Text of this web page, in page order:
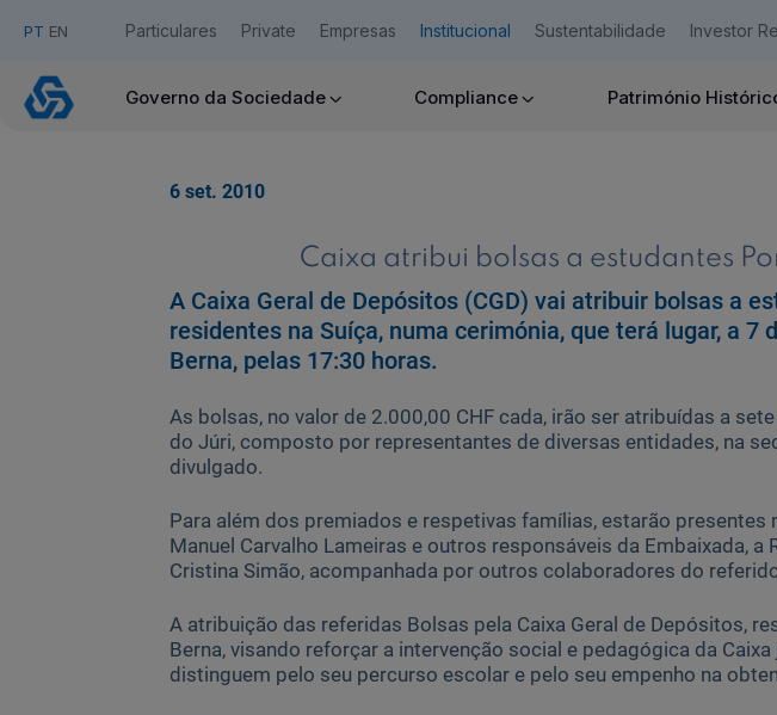
PT EN Particulares Private Empresas Institucional Sustentabilidade Investor
Ajuda Empresas
Aderir ao Caixadirecta Empresas
Faça download da App Caixadirecta
Recomendações de Segurança
Registo fornecedor confirming
Caixa
atribui
Governo da Sociedade Compliance Património
6 set. 2010
Caixa atribui bolsas a estudantes
A Caixa Geral de Depósitos (CGD) vai atribuir bolsas a
residentes na Suíça, numa cerimónia, que terá lugar, a 7
Berna, pelas 17:30 horas.
As bolsas, no valor de 2.000,00 CHF cada, irão ser atribuídas a
do Júri, composto por representantes de diversas entidades, na
divulgado.
Para além dos premiados e respetivas famílias, estarão presentes
Manuel Carvalho Lameiras e outros responsáveis da Embaixada,
Cristina Simão, acompanhada por outros colaboradores do
A atribuição das referidas Bolsas pela Caixa Geral de Depósitos,
Berna, visando reforçar a intervenção social e pedagógica da
distinguem pelo seu percurso escolar e pelo seu empenho na